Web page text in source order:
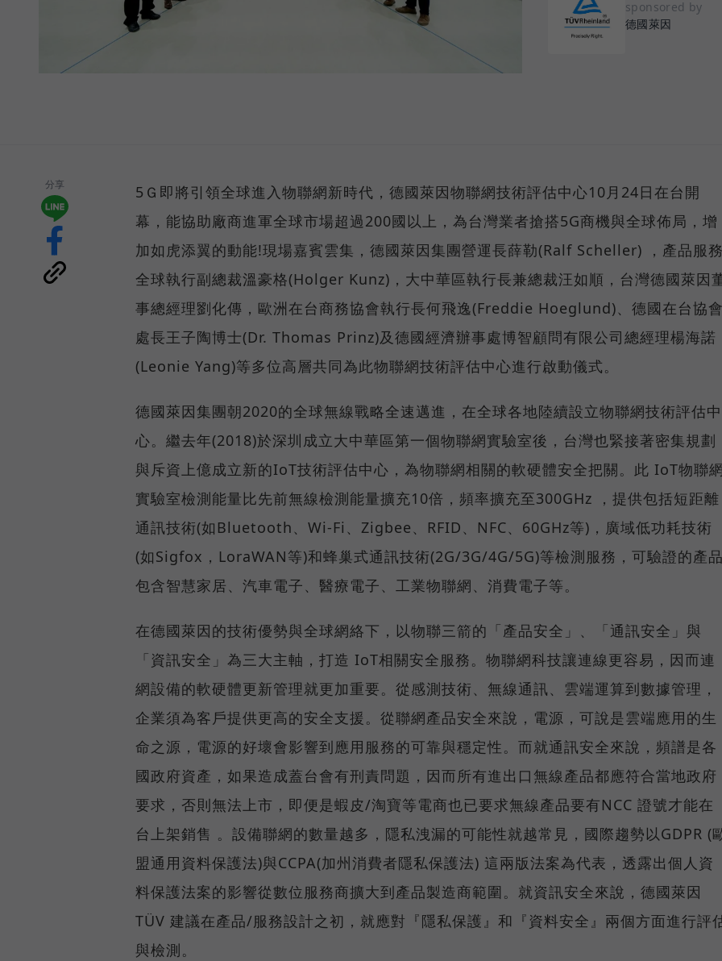
sponsored by
德國萊因
分享
5Ｇ即將引領全球進入物聯網新時代，德國萊因物聯網技術評估中心10月24日在台開
幕，能協助廠商進軍全球市場超過200國以上，為台灣業者搶搭5G商機與全球佈局，增
加如虎添翼的動能!現場嘉賓雲集，德國萊因集團營運長薛勒(Ralf Scheller) ，產品服
全球執行副總裁溫豪格(Holger Kunz)，大中華區執行長兼總裁汪如順，台灣德國萊因
事總經理劉化傳，歐洲在台商務協會執行長何飛逸(Freddie Hoeglund)、德國在台協
處長王子陶博士(Dr. Thomas Prinz)及德國經濟辦事處博智顧問有限公司總經理楊海諾
(Leonie Yang)等多位高層共同為此物聯網技術評估中心進行啟動儀式。
德國萊因集團朝2020的全球無線戰略全速邁進，在全球各地陸續設立物聯網技術評估中
心。繼去年(2018)於深圳成立大中華區第一個物聯網實驗室後，台灣也緊接著密集規劃
與斥資上億成立新的IoT技術評估中心，為物聯網相關的軟硬體安全把關。此 IoT物聯
實驗室檢測能量比先前無線檢測能量擴充10倍，頻率擴充至300GHz ，提供包括短距離
通訊技術(如Bluetooth、Wi-Fi、Zigbee、RFID、NFC、60GHz等)，廣域低功耗技術
(如Sigfox，LoraWAN等)和蜂巢式通訊技術(2G/3G/4G/5G)等檢測服務，可驗證的產
包含智慧家居、汽車電子、醫療電子、工業物聯網、消費電子等。
在德國萊因的技術優勢與全球網絡下，以物聯三箭的「產品安全」、「通訊安全」與
「資訊安全」為三大主軸，打造 IoT相關安全服務。物聯網科技讓連線更容易，因而連
網設備的軟硬體更新管理就更加重要。從感測技術、無線通訊、雲端運算到數據管理，
企業須為客戶提供更高的安全支援。從聯網產品安全來說，電源，可說是雲端應用的生
命之源，電源的好壞會影響到應用服務的可靠與穩定性。而就通訊安全來說，頻譜是各
國政府資產，如果造成蓋台會有刑責問題，因而所有進出口無線產品都應符合當地政府
要求，否則無法上市，即便是蝦皮/淘寶等電商也已要求無線產品要有NCC 證號才能在
台上架銷售 。設備聯網的數量越多，隱私洩漏的可能性就越常見，國際趨勢以GDPR (
盟通用資料保護法)與CCPA(加州消費者隱私保護法) 這兩版法案為代表，透露出個人資
料保護法案的影響從數位服務商擴大到產品製造商範圍。就資訊安全來說，德國萊因
TÜV 建議在產品/服務設計之初，就應對『隱私保護』和『資料安全』兩個方面進行評
與檢測。